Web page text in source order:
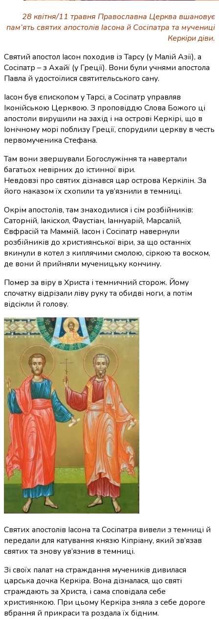
28 квітня/11 травня Православна Церква вшановує
пам’ять святих апостолів Іасона й Сосіпатра та мучениці
Керкіри діви.
Святий апостол Іасон походив із Тарсу (у Малій Азії), а
Сосіпатр – з Ахайї (у Греції). Вони були учнями апостола
Павла й удостоїлися святительського сану.
Іасон був єпископом у Тарсі, а Сосіпатр управляв
Іконійською Церквою. З проповіддю Слова Божого ці
апостоли вирушили на захід і на острові Керкірі, що в
Іонічному морі поблизу Греції, спорудили церкву в честь
первомученика Стефана.
Там вони звершували Богослужіння та навертали
багатьох невірних до істинної віри.
Невдовзі про святих дізнався цар острова Керкілін. За
його наказом їх схопили та ув’язнили в темниці.
Окрім апостолів, там знаходилися і сім розбійників:
Саторній, Іакісхол, Фаустіан, Іаннуарій, Марсалій,
Євфрасій та Маммій. Іасон і Сосіпатр навернули
розбійників до християнської віри, за що останніх
вкинули в котел з киплячими смолою, сіркою та воском,
де вони й прийняли мученицьку кончину.
Помер за віру в Христа і темничний сторож. Йому
спочатку відрізали ліву руку та обидві ноги, а потім
відсікли й голову.
Святих апостолів Іасона та Сосіпатра вивели з темниці й
передали для катування князю Кіпріану, який зв’язав
святих та знову ув’язнив в темниці.
Зі своїх палат на страждання мучеників дивилася
царська дочка Керкіра. Вона дізналася, що святі
страждають за Христа, і сама сповідала себе
християнкою. При цьому Керкіра зняла з себе дороге
вбрання й прикраси та роздала їх бідним.